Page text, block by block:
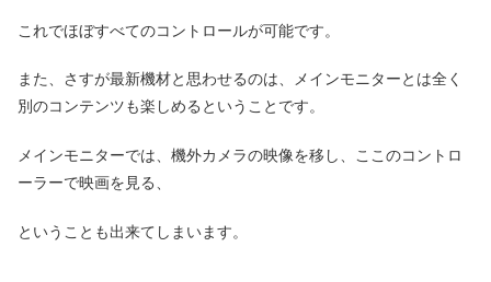
これでほぼすべてのコントロールが可能です。
また、さすが最新機材と思わせるのは、メインモニターとは全く
別のコンテンツも楽しめるということです。
メインモニターでは、機外カメラの映像を移し、ここのコントロ
ーラーで映画を見る、
ということも出来てしまいます。